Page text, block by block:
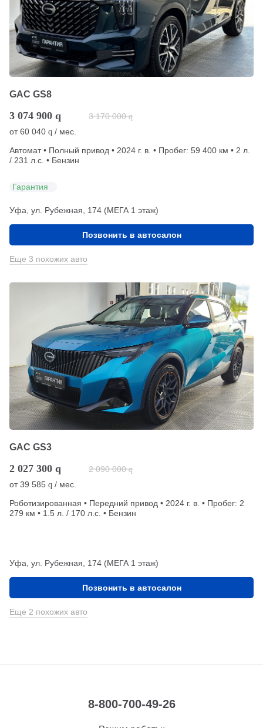
GAC GS8
3 074 900 q 3 170 000 q
от60 040 q / мес.
Автомат • Полный привод • 2024 г. в. • Пробег: 59 400 км • 2 л.
/ 231 л.с. • Бензин
Гарантия
Уфа, ул. Рубежная, 174 (МЕГА 1 этаж)
Позвонить в автосалон
Еще 3 похожих авто
GAC GS3
2 027 300 q 2 090 000 q
от39 585 q / мес.
Роботизированная • Передний привод • 2024 г. в. • Пробег: 2
279 км • 1.5 л. / 170 л.с. • Бензин
Уфа, ул. Рубежная, 174 (МЕГА 1 этаж)
Позвонить в автосалон
Еще 2 похожих авто
8-800-700-49-26